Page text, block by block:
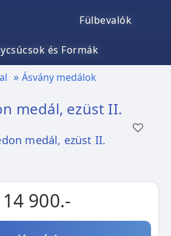
Fülbevalók
és Formák
Ásvány medálok
medál, ezüst II.
14 900.-